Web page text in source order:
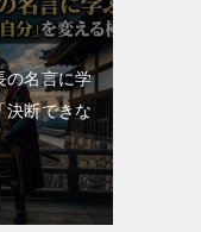
の名言に学
決断できな